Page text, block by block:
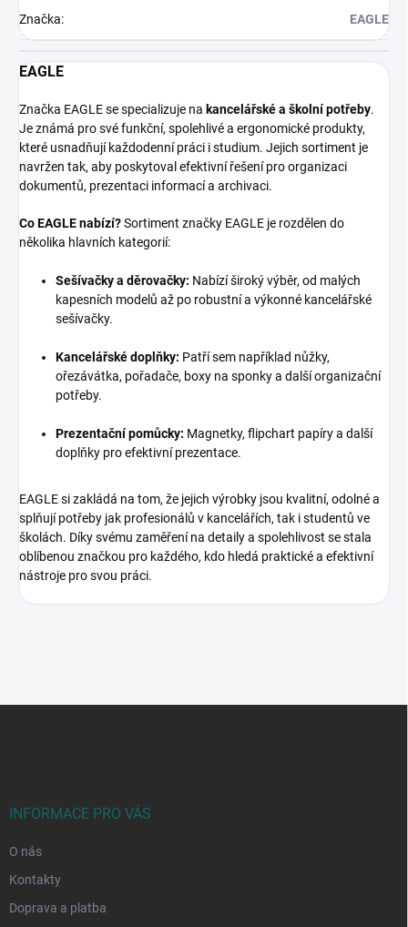
Značka: EAGLE
EAGLE
Značka EAGLE se specializuje na kancelářské a školní potřeby.
Je známá pro své funkční, spolehlivé a ergonomické produkty,
které usnadňují každodenní práci i studium. Jejich sortiment je
navržen tak, aby poskytoval efektivní řešení pro organizaci
dokumentů, prezentaci informací a archivaci.
Co EAGLE nabízí?Sortiment značky EAGLE je rozdělen do
několika hlavních kategorií:
Sešívačky a děrovačky: Nabízí široký výběr, od malých
kapesních modelů až po robustní a výkonné kancelářské
sešívačky.
Kancelářské doplňky: Patří sem například nůžky,
ořezávátka, pořadače, boxy na sponky a další organizační
potřeby.
Prezentační pomůcky: Magnetky, flipchart papíry a další
doplňky pro efektivní prezentace.
EAGLE si zakládá na tom, že jejich výrobky jsou kvalitní, odolné a
splňují potřeby jak profesionálů v kancelářích, tak i studentů ve
školách. Díky svému zaměření na detaily a spolehlivost se stala
oblíbenou značkou pro každého, kdo hledá praktické a efektivní
nástroje pro svou práci.
INFORMACE PRO VÁS
O nás
Kontakty
Doprava a platba